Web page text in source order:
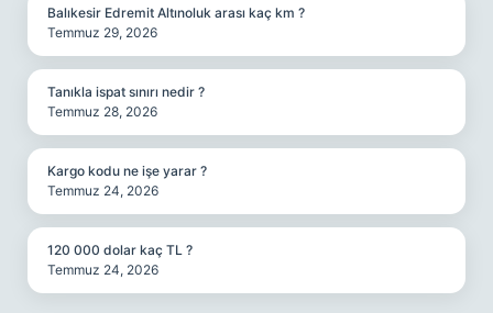
Balıkesir Edremit Altınoluk arası kaç km ?
Temmuz 29, 2026
Tanıkla ispat sınırı nedir ?
Temmuz 28, 2026
Kargo kodu ne işe yarar ?
Temmuz 24, 2026
120 000 dolar kaç TL ?
Temmuz 24, 2026